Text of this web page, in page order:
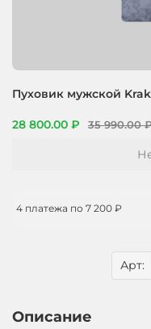
Пуховик мужской
28 800.00 ₽ 35 990.00
Арт:
4 платежа по 7 200 ₽
Описание